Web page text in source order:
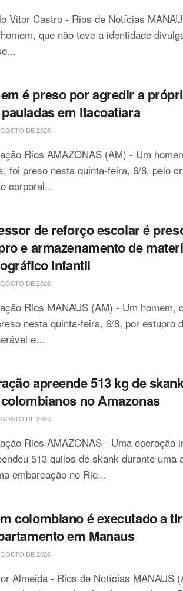
Vitor Castro - Rios de Notícias
que não teve a identidade
é preso por agredir a
em Itacoatiara
DE 2026
Rios AMAZONAS (AM) - Um
foi preso nesta quinta-feira, 6/8, pelo
corporal...
de reforço escolar é
e armazenamento de
infantil
DE 2026
Rios MANAUS (AM) - Um homem,
nesta quinta-feira, 6/8, por estupro
e...
apreende 513 kg de
no Amazonas
DE 2026
Rios AMAZONAS - Uma operação
513 quilos de skank durante uma
embarcação no Rio...
colombiano é executado a
em Manaus
DE 2026
Almeida - Rios de Notícias MANAUS